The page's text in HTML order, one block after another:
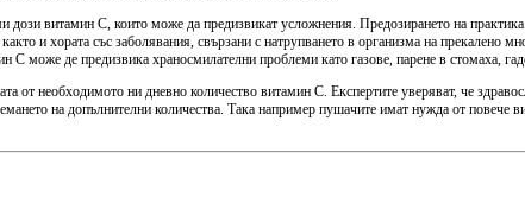
дози витамин С, които може да предизвикат усложнения. Предозирането на
и хората със заболявания, свързани с натрупването в организма на
С може де предизвика храносмилателни проблеми като газове, парене в стомаха,
от необходимото ни дневно количество витамин С. Експертите уверяват, че
на допълнителни количества. Така например пушачите имат нужда от